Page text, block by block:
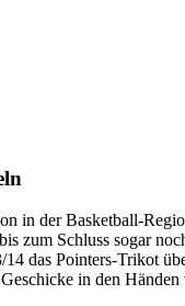
in der Basketball-
Schluss sogar
das Pointers-Trikot
in den